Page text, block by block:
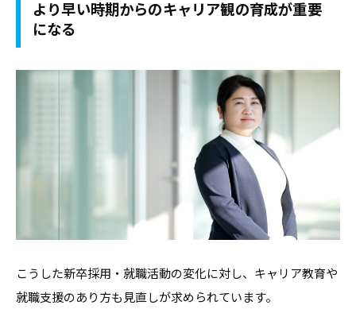
より早い時期からのキャリア観の育成が重要
になる
こうした新卒採用・就職活動の変化に対し、キャリア教育や
就職支援のあり方も見直しが求められています。